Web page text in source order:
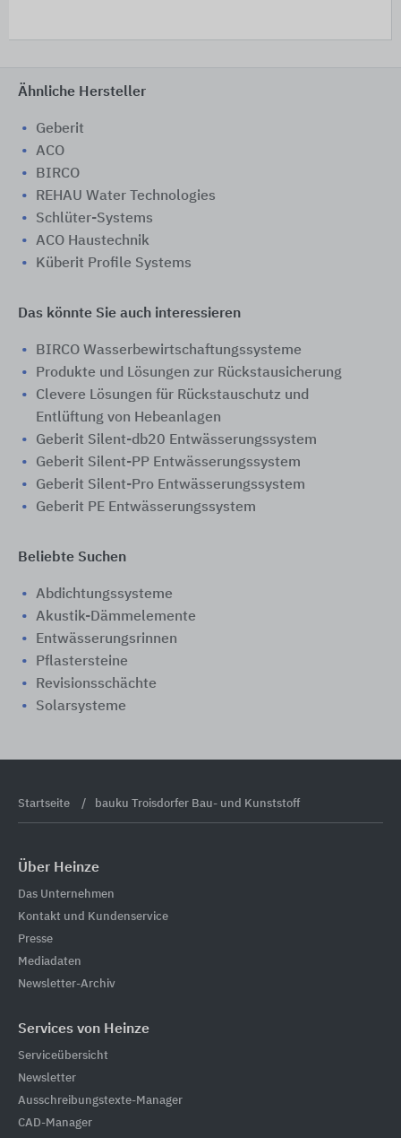
Ähnliche Hersteller
Geberit
ACO
BIRCO
REHAU Water Technologies
Schlüter-Systems
ACO Haustechnik
Küberit Profile Systems
Das könnte Sie auch interessieren
BIRCO Wasserbewirtschaftungssysteme
Produkte und Lösungen zur Rückstausicherung
Clevere Lösungen für Rückstauschutz und
Entlüftung von Hebeanlagen
Geberit Silent-db20 Entwässerungssystem
Geberit Silent-PP Entwässerungssystem
Geberit Silent-Pro Entwässerungssystem
Geberit PE Entwässerungssystem
Beliebte Suchen
Abdichtungssysteme
Akustik-Dämmelemente
Entwässerungsrinnen
Pflastersteine
Revisionsschächte
Solarsysteme
Startseite bauku Troisdorfer Bau- und Kunststoff
Über Heinze
Das Unternehmen
Kontakt und Kundenservice
Presse
Mediadaten
Newsletter-Archiv
Services von Heinze
Serviceübersicht
Newsletter
Ausschreibungstexte-Manager
CAD-Manager